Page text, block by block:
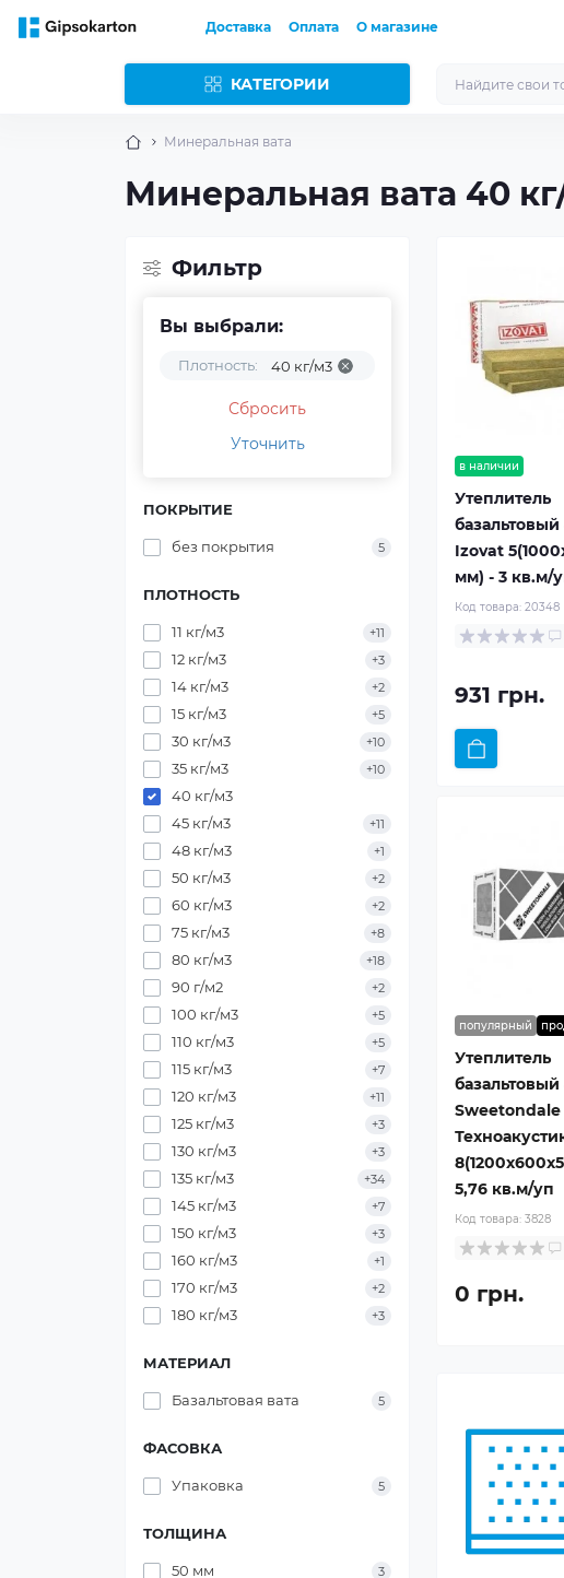
Доставка Оплата О магазине
КАТЕГОРИИ
Минеральная вата
Минеральная вата 40
Фильтр
Вы выбрали:
Плотность: 40 кг/м3
Сбросить
Уточнить
ПОКРЫТИЕ
без покрытия 5
ПЛОТНОСТЬ
11 кг/м3 +11
12 кг/м3 +3
14 кг/м3 +2
15 кг/м3 +5
30 кг/м3 +10
35 кг/м3 +10
40 кг/м3
45 кг/м3
+11
48 кг/м3 +1
50 кг/м3 +2
60 кг/м3 +2
75 кг/м3 +8
80 кг/м3 +18
90 г/м2 +2
100 кг/м3 +5
110 кг/м3 +5
115 кг/м3 +7
120 кг/м3 +11
125 кг/м3 +3
130 кг/м3 +3
135 кг/м3 +34
145 кг/м3 +7
150 кг/м3 +3
160 кг/м3 +1
170 кг/м3 +2
180 кг/м3 +3
МАТЕРИАЛ
Базальтовая вата 5
ФАСОВКА
Упаковка 5
ТОЛЩИНА
50 мм 3
в наличии
Утеплитель
Izovat
мм) - 3 кв.м/
Код товара: 20348
931 грн.
популярный
Утеплитель
Sweetondale
5,76 кв.м/уп
Код товара: 3828
0 грн.